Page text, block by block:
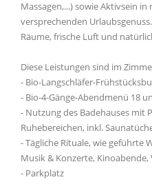
Massagen,...) sowie Aktivsein
versprechenden
Räume, frische Luft und
Diese Leistungen sind im
- Bio-Langschläfer-
- Bio-4-Gänge-Abendmenü 18
- Nutzung des Badehauses mit
Ruhebereichen, inkl.
- Tägliche Rituale, wie geführte
Musik & Konzerte, Kinoabende,
- Parkplatz